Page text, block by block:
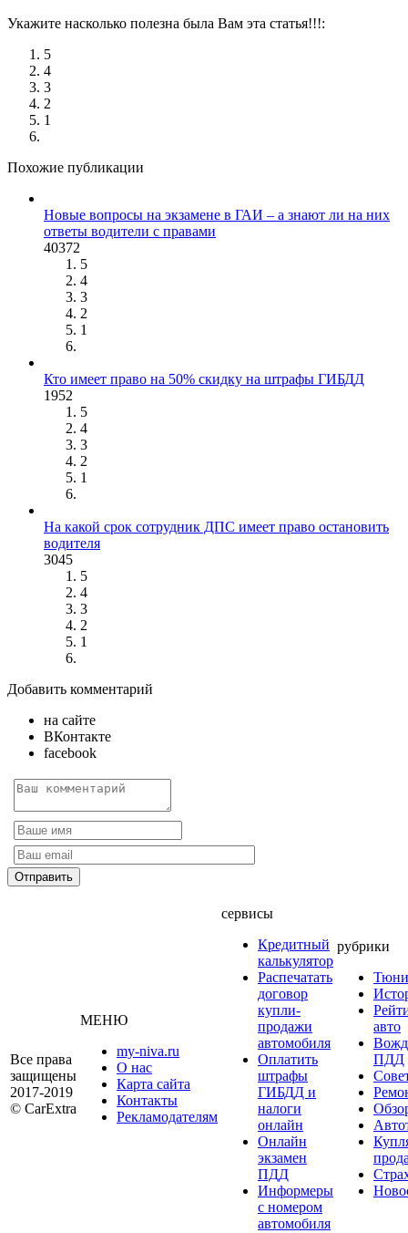
Укажите насколько полезна была Вам эта статья!!!:
5
4
3
2
1
Похожие публикации
Новые вопросы на экзамене в ГАИ – а знают ли на них
ответы водители с правами
40372
5
4
3
2
1
Кто имеет право на 50% скидку на штрафы ГИБДД
1952
5
4
3
2
1
На какой срок сотрудник ДПС имеет право остановить
водителя
3045
5
4
3
2
1
Добавить комментарий
на сайте
ВКонтакте
facebook
Все права
защищены
2017-2019
© CarExtra
МЕНЮ
my-niva.ru
О нас
Карта сайта
Контакты
Рекламодателям
сервисы
Кредитный
калькулятор
Распечатать
договор
купли-
продажи
автомобиля
Оплатить
штрафы
ГИБДД и
налоги
онлайн
Онлайн
экзамен
ПДД
Информеры
с номером
автомобиля
рубрики
авто
ПДД